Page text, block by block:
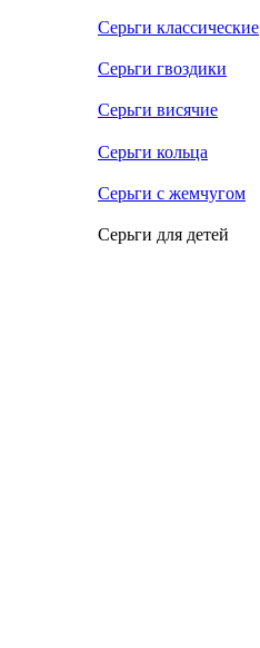
Серьги классические
Серьги гвоздики
Серьги висячие
Серьги кольца
Серьги с жемчугом
Серьги для детей